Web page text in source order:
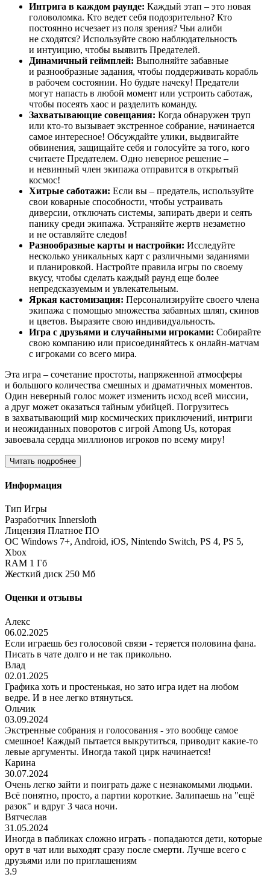
Интрига в каждом раунде: Каждый этап – это новая
головоломка. Кто ведет себя подозрительно? Кто
постоянно исчезает из поля зрения? Чьи алиби
не сходятся? Используйте свою наблюдательность
и интуицию, чтобы выявить Предателей.
Динамичный геймплей: Выполняйте забавные
и разнообразные задания, чтобы поддерживать корабль
в рабочем состоянии. Но будьте начеку! Предатели
могут напасть в любой момент или устроить саботаж,
чтобы посеять хаос и разделить команду.
Захватывающие совещания: Когда обнаружен труп
или кто-то вызывает экстренное собрание, начинается
самое интересное! Обсуждайте улики, выдвигайте
обвинения, защищайте себя и голосуйте за того, кого
считаете Предателем. Одно неверное решение –
и невинный член экипажа отправится в открытый
космос!
Хитрые саботажи: Если вы – предатель, используйте
свои коварные способности, чтобы устраивать
диверсии, отключать системы, запирать двери и сеять
панику среди экипажа. Устраняйте жертв незаметно
и не оставляйте следов!
Разнообразные карты и настройки: Исследуйте
несколько уникальных карт с различными заданиями
и планировкой. Настройте правила игры по своему
вкусу, чтобы сделать каждый раунд еще более
непредсказуемым и увлекательным.
Яркая кастомизация: Персонализируйте своего члена
экипажа с помощью множества забавных шляп, скинов
и цветов. Выразите свою индивидуальность.
Игра с друзьями и случайными игроками: Собирайте
свою компанию или присоединяйтесь к онлайн-матчам
с игроками со всего мира.
Эта игра – сочетание простоты, напряженной атмосферы
и большого количества смешных и драматичных моментов.
Один неверный голос может изменить исход всей миссии,
а друг может оказаться тайным убийцей. Погрузитесь
в захватывающий мир космических приключений, интриги
и неожиданных поворотов с игрой Among Us, которая
завоевала сердца миллионов игроков по всему миру!
Читать подробнее
Информация
Тип Игры
Разработчик Innersloth
Лицензия Платное ПО
ОС Windows 7+, Android, iOS, Nintendo Switch, PS 4, PS 5,
Xbox
RAM 1 Гб
Жесткий диск 250 Мб
Оценки и отзывы
Алекс
06.02.2025
Если играешь без голосовой связи - теряется половина фана.
Писать в чате долго и не так прикольно.
Влад
02.01.2025
Графика хоть и простенькая, но зато игра идет на любом
ведре. И в нее легко втянуться.
Ольчик
03.09.2024
Экстренные собрания и голосования - это вообще самое
смешное! Каждый пытается выкрутиться, приводит какие-то
левые аргументы. Иногда такой цирк начинается!
Карина
30.07.2024
Очень легко зайти и поиграть даже с незнакомыми людьми.
Всё понятно, просто, а партии короткие. Залипаешь на "ещё
разок" и вдруг 3 часа ночи.
Вятчеслав
31.05.2024
Иногда в пабликах сложно играть - попадаются дети, которые
орут в чат или выходят сразу после смерти. Лучше всего с
друзьями или по приглашениям
3.9